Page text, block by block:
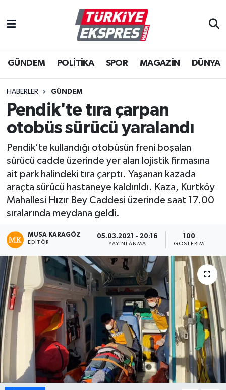
GÜNDEM POLİTİKA SPOR MAGAZİN DÜNYA
HABERLER GÜNDEM
Pendik'te tıra çarpan
otobüs sürücü yaralandı
Pendik’te kullandığı otobüsün freni boşalan
sürücü cadde üzerinde yer alan lojistik firmasına
ait park halindeki tıra çarptı. Yaşanan kazada
araçta sürücü hastaneye kaldırıldı. Kaza, Kurtköy
Mahallesi Hızır Bey Caddesi üzerinde saat 17.00
sıralarında meydana geldi.
MUSA KARAGÖZ
EDITÖR
05.03.2021 - 20:16
YAYINLANMA
100
GÖSTERIM
İstanbul Nöbetçi Eczaneler
İstanbul Hava Durumu
İstanbul Namaz Vakitleri
İstanbul Trafik Yoğunluk Haritası
Tüm Manşetler
Son Dakika Haberleri
Haber Arşivi